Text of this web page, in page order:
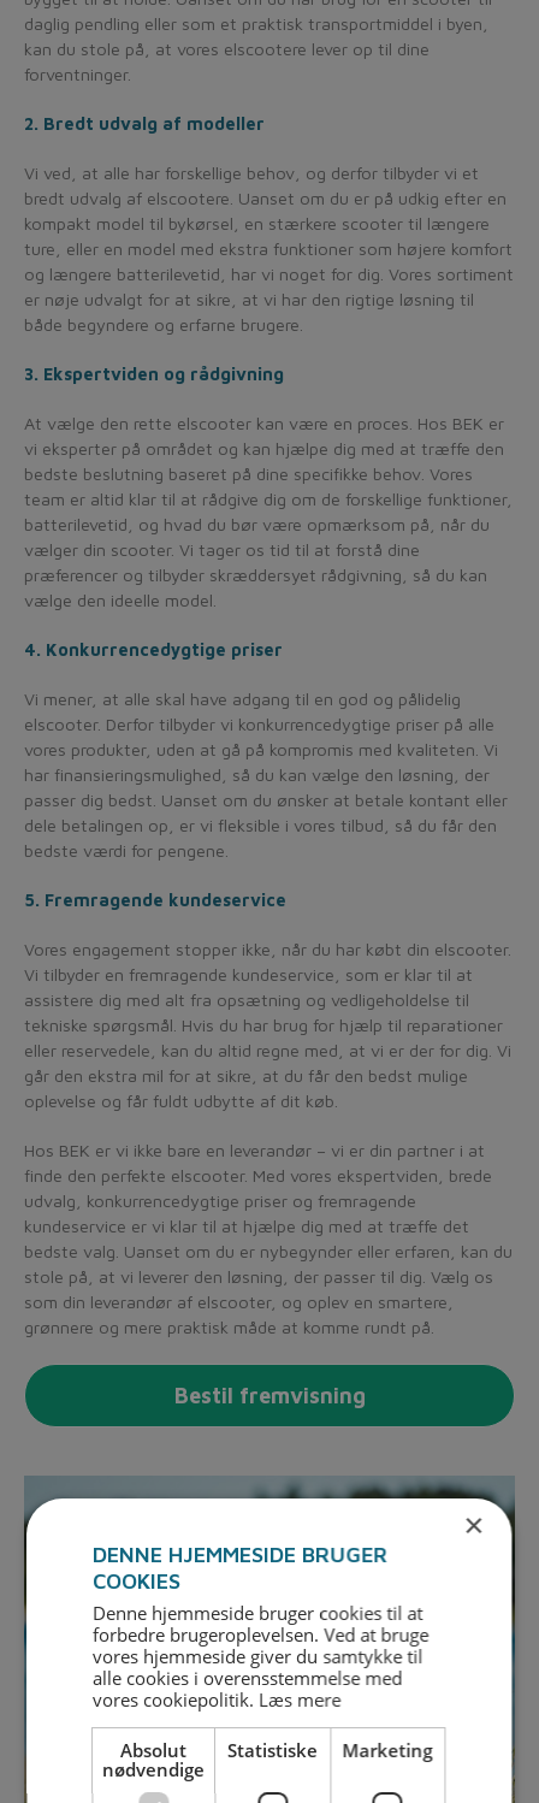
daglig pendling eller som et praktisk transportmiddel i byen,
kan du stole på, at vores elscootere lever op til dine
forventninger.
2. Bredt udvalg af modeller
Vi ved, at alle har forskellige behov, og derfor tilbyder vi et
bredt udvalg af elscootere. Uanset om du er på udkig efter en
kompakt model til bykørsel, en stærkere scooter til længere
ture, eller en model med ekstra funktioner som højere komfort
og længere batterilevetid, har vi noget for dig. Vores sortiment
er nøje udvalgt for at sikre, at vi har den rigtige løsning til
både begyndere og erfarne brugere.
3. Ekspertviden og rådgivning
At vælge den rette elscooter kan være en proces. Hos BEK er
vi eksperter på området og kan hjælpe dig med at træffe den
bedste beslutning baseret på dine specifikke behov. Vores
team er altid klar til at rådgive dig om de forskellige funktioner,
batterilevetid, og hvad du bør være opmærksom på, når du
vælger din scooter. Vi tager os tid til at forstå dine
præferencer og tilbyder skræddersyet rådgivning, så du kan
vælge den ideelle model.
4. Konkurrencedygtige priser
Vi mener, at alle skal have adgang til en god og pålidelig
elscooter. Derfor tilbyder vi konkurrencedygtige priser på alle
vores produkter, uden at gå på kompromis med kvaliteten. Vi
har finansieringsmulighed, så du kan vælge den løsning, der
passer dig bedst. Uanset om du ønsker at betale kontant eller
dele betalingen op, er vi fleksible i vores tilbud, så du får den
bedste værdi for pengene.
5. Fremragende kundeservice
Vores engagement stopper ikke, når du har købt din elscooter.
Vi tilbyder en fremragende kundeservice, som er klar til at
assistere dig med alt fra opsætning og vedligeholdelse til
tekniske spørgsmål. Hvis du har brug for hjælp til reparationer
eller reservedele, kan du altid regne med, at vi er der for dig. Vi
går den ekstra mil for at sikre, at du får den bedst mulige
oplevelse og får fuldt udbytte af dit køb.
Hos BEK er vi ikke bare en leverandør – vi er din partner i at
finde den perfekte elscooter. Med vores ekspertviden, brede
udvalg, konkurrencedygtige priser og fremragende
kundeservice er vi klar til at hjælpe dig med at træffe det
bedste valg. Uanset om du er nybegynder eller erfaren, kan du
stole på, at vi leverer den løsning, der passer til dig. Vælg os
som din leverandør af elscooter, og oplev en smartere,
grønnere og mere praktisk måde at komme rundt på.
Bestil fremvisning
×
DENNE HJEMMESIDE BRUGER
COOKIES
Denne hjemmeside bruger cookies til at
forbedre brugeroplevelsen. Ved at bruge
vores hjemmeside giver du samtykke til
alle cookies i overensstemmelse med
vores cookiepolitik. Læs mere
Absolut
nødvendige
Statistiske Marketing